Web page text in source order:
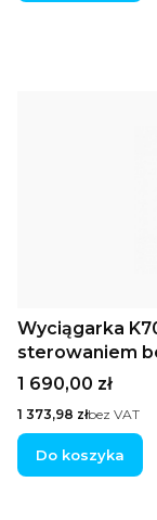
Wyciągarka
sterowaniem
Cena
1 690,00 zł
Cena
1 373,98 złbez VAT
Do koszyka